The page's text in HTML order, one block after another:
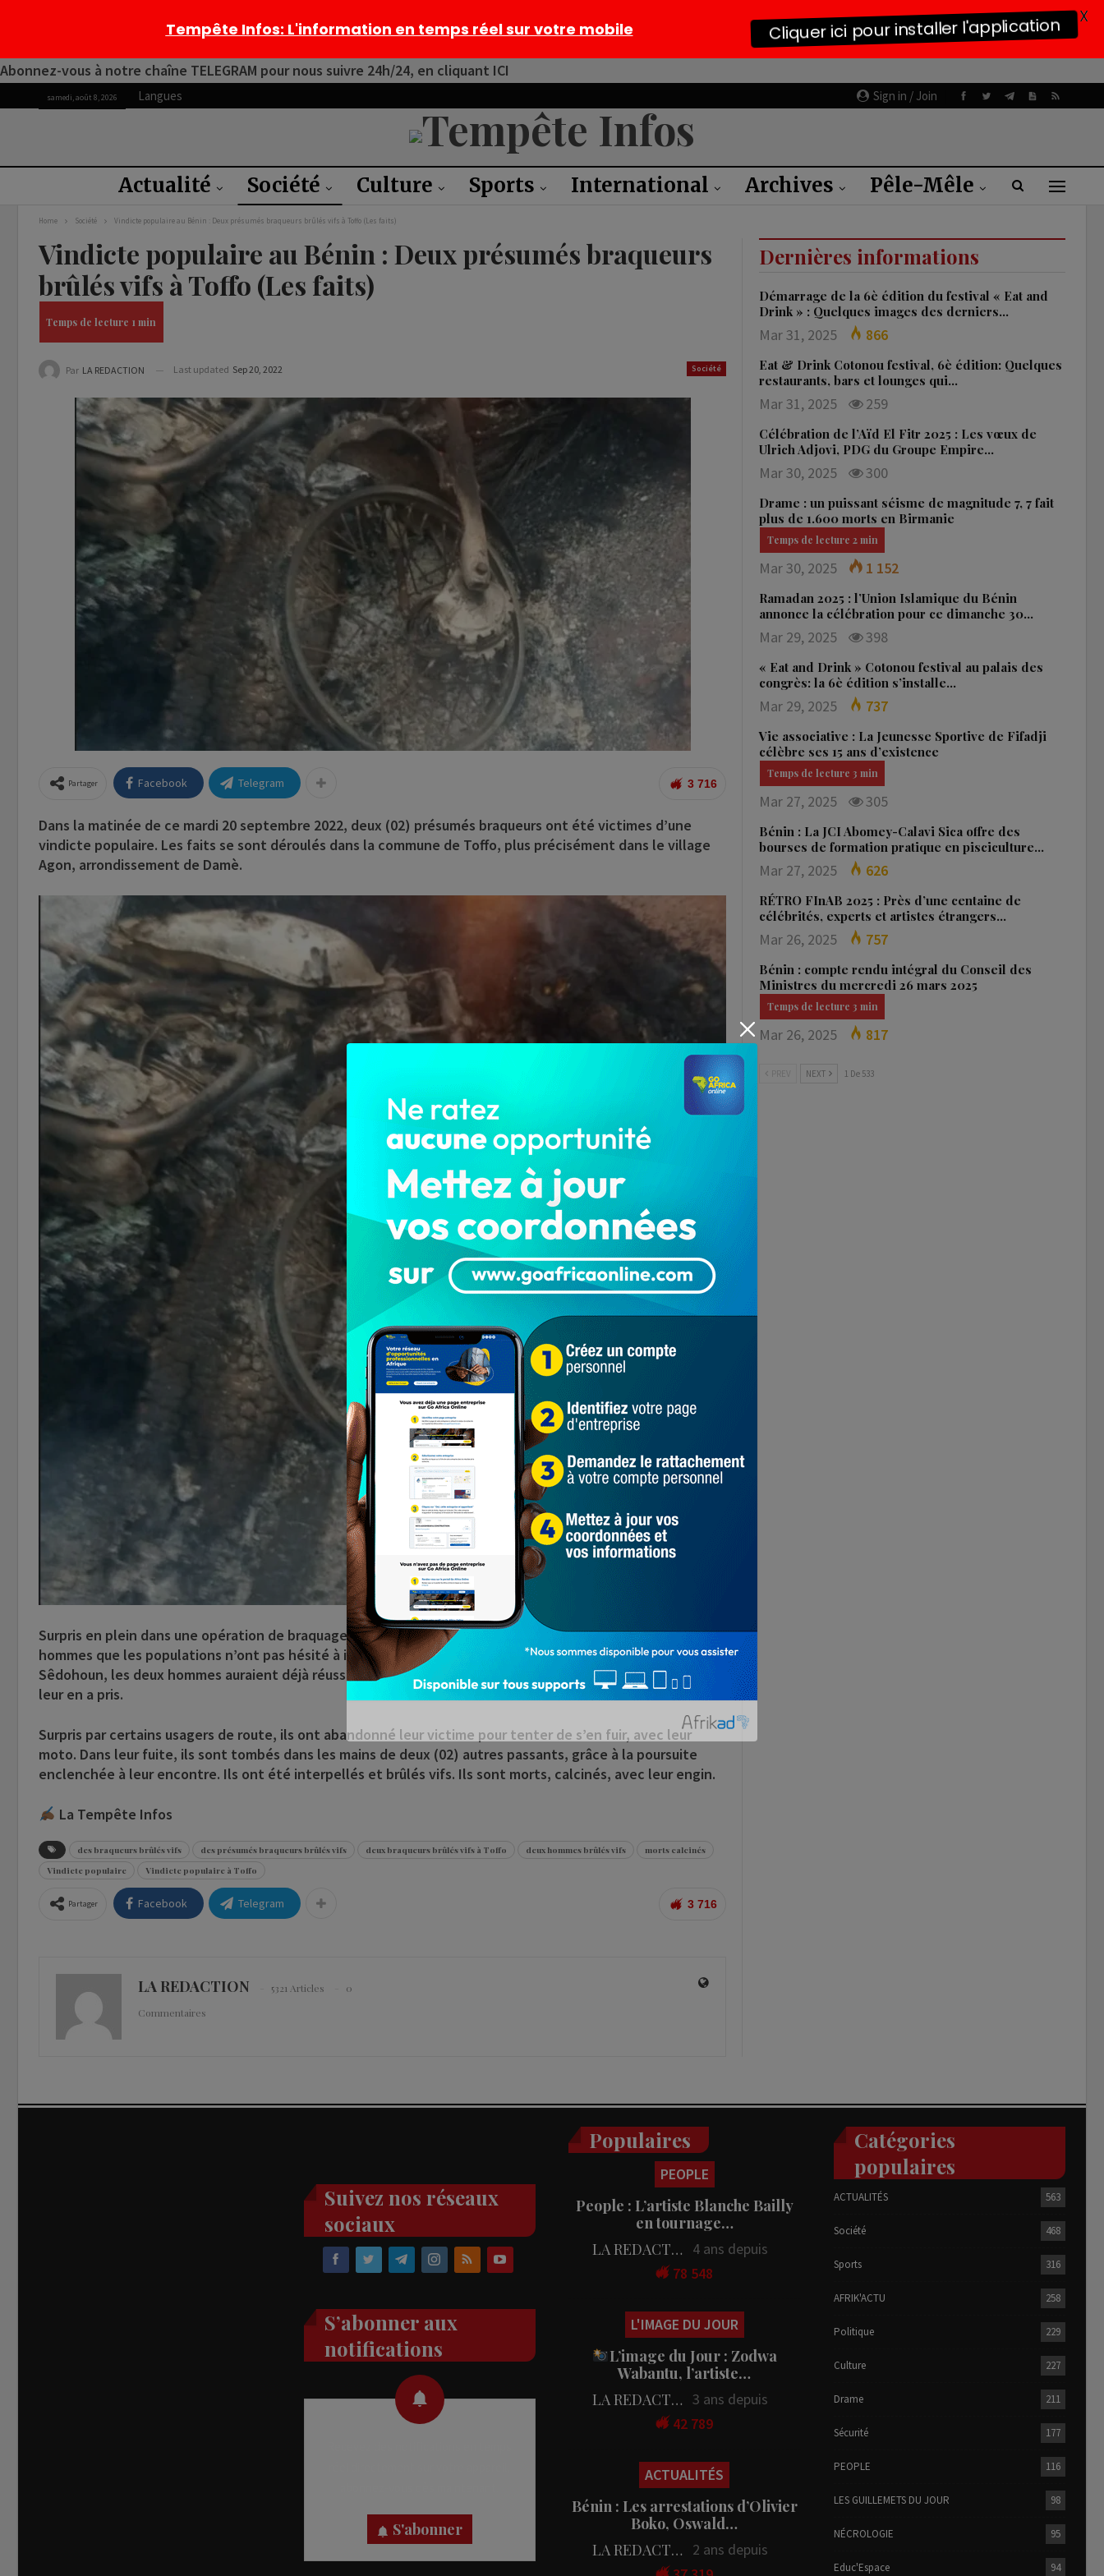
Abonnez-vous à notre chaîne TELEGRAM pour nous suivre 24h/24, en cliquant ICI
Sign in / Join
samedi, août 8, 2026 Langues
Actualité Société Culture Sports International Archives Pêle-Mêle
Home Société Vindicte populaire au Bénin : Deux présumés braqueurs brûlés vifs à Toffo (Les faits)
Vindicte populaire au Bénin : Deux présumés braqueurs
brûlés vifs à Toffo (Les faits)
Société
Par LA REDACTION Last updated Sep 20, 2022
3 716
Partager Facebook Telegram
Dans la matinée de ce mardi 20 septembre 2022, deux (02) présumés braqueurs ont été victimes d’une
vindicte populaire. Les faits se sont déroulés dans la commune de Toffo, plus précisément dans le village
Agon, arrondissement de Damè.
Surpris en plein dans une opération de braquage qui a tourné en leur défaveur, il s’agit de deux (02) jeunes
hommes que les populations n’ont pas hésité à incendier, après avoir été interceptés. Selon la radio locale
Sêdohoun, les deux hommes auraient déjà réussi à blesser un citoyen qu’ils tentaient de braquer. Mais mal
leur en a pris.
Surpris par certains usagers de route, ils ont abandonné leur victime pour tenter de s’en fuir, avec leur
moto. Dans leur fuite, ils sont tombés dans les mains de deux (02) autres passants, grâce à la poursuite
enclenchée à leur encontre. Ils ont été interpellés et brûlés vifs. Ils sont morts, calcinés, avec leur engin.
La Tempête Infos
des braqueurs brûlés vifs des présumés braqueurs brûlés vifs deux braqueurs brûlés vifs à Toffo deux hommes brûlés vifs
morts calcinés
Vindicte populaire
Vindicte populaire à Toffo
3 716
Partager Facebook Telegram
LA REDACTION 5321 Articles
0
Commentaires
Dernières informations
Démarrage de la 6è édition du festival « Eat and
Drink » : Quelques images des derniers…
Mar 31, 2025 866
Eat & Drink Cotonou festival, 6è édition: Quelques
restaurants, bars et lounges qui…
Mar 31, 2025 259
Célébration de l’Aïd El Fitr 2025 : Les vœux de
Ulrich Adjovi, PDG du Groupe Empire…
Mar 30, 2025 300
Drame : un puissant séisme de magnitude 7, 7 fait
plus de 1.600 morts en Birmanie
Mar 30, 2025 1 152
Ramadan 2025 : l’Union Islamique du Bénin
annonce la célébration pour ce dimanche 30…
Mar 29, 2025 398
« Eat and Drink » Cotonou festival au palais des
congrès: la 6è édition s’installe…
Mar 29, 2025 737
Vie associative : La Jeunesse Sportive de Fifadji
célèbre ses 15 ans d’existence
Mar 27, 2025 305
Bénin : La JCI Abomey-Calavi Sica offre des
bourses de formation pratique en pisciculture…
Mar 27, 2025 626
RÉTRO FInAB 2025 : Près d’une centaine de
célébrités, experts et artistes étrangers…
Mar 26, 2025 757
Bénin : compte rendu intégral du Conseil des
Ministres du mercredi 26 mars 2025
Mar 26, 2025 817
NEXT 1 De 533
Suivez nos réseaux
sociaux
S’abonner aux
notifications
S'abonner
Populaires
PEOPLE
People : L’artiste Blanche Bailly
en tournage…
LA REDACTION
4 ans depuis
78 548
L'IMAGE DU JOUR
L’image du Jour : Zodwa
Wabantu, l’artiste…
LA REDACTION 3 ans depuis
42 789
ACTUALITÉS
Bénin : Les arrestations d’Olivier
Boko, Oswald…
LA REDACTION
2 ans depuis
Catégories
populaires
ACTUALITÉS 563
Société 468
Sports 316
AFRIK'ACTU 258
Politique 229
Culture 227
Drame 211
Sécurité 177
PEOPLE 116
LES GUILLEMETS DU JOUR 98
NÉCROLOGIE 95
Educ'Espace 94
Tempête Infos: L'information en temps réel sur votre mobile Cliquer ici pour installer l'application
X